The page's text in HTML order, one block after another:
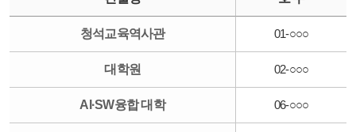
청석교육역사관 01-○○○
대학원 02-○○○
AI·SW융합 대학 06-○○○